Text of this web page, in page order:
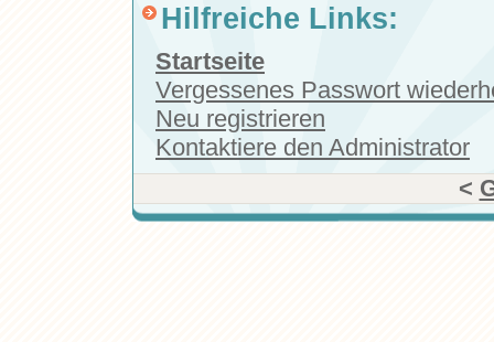
Hilfreiche Links:
Startseite
Vergessenes Passwort
Neu registrieren
Kontaktiere den Administrator
<